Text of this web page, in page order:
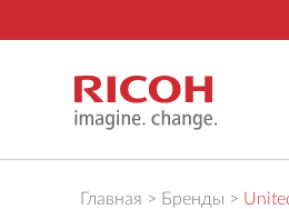
Главная Бренды